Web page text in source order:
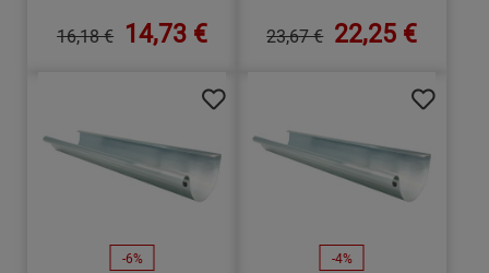
16,18 € 14,73 € 23,67 € 22,25 €
-6% -4%